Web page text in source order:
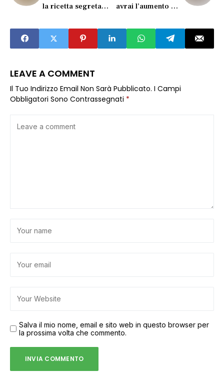
la ricetta segreta
avrai l’aumento più
LEAVE A COMMENT
Il Tuo Indirizzo Email Non Sarà Pubblicato. I Campi
Obbligatori Sono Contrassegnati *
Salva il mio nome, email e sito web in questo browser per
la prossima volta che commento.